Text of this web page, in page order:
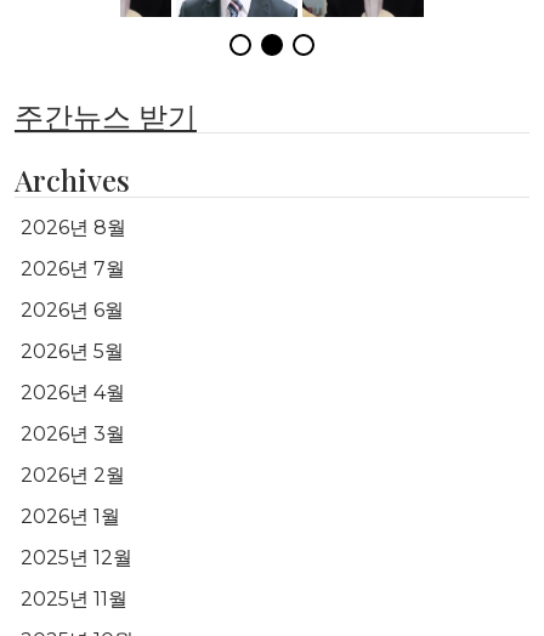
주간뉴스 받기
Archives
2026년 8월
2026년 7월
2026년 6월
2026년 5월
2026년 4월
2026년 3월
2026년 2월
2026년 1월
2025년 12월
2025년 11월